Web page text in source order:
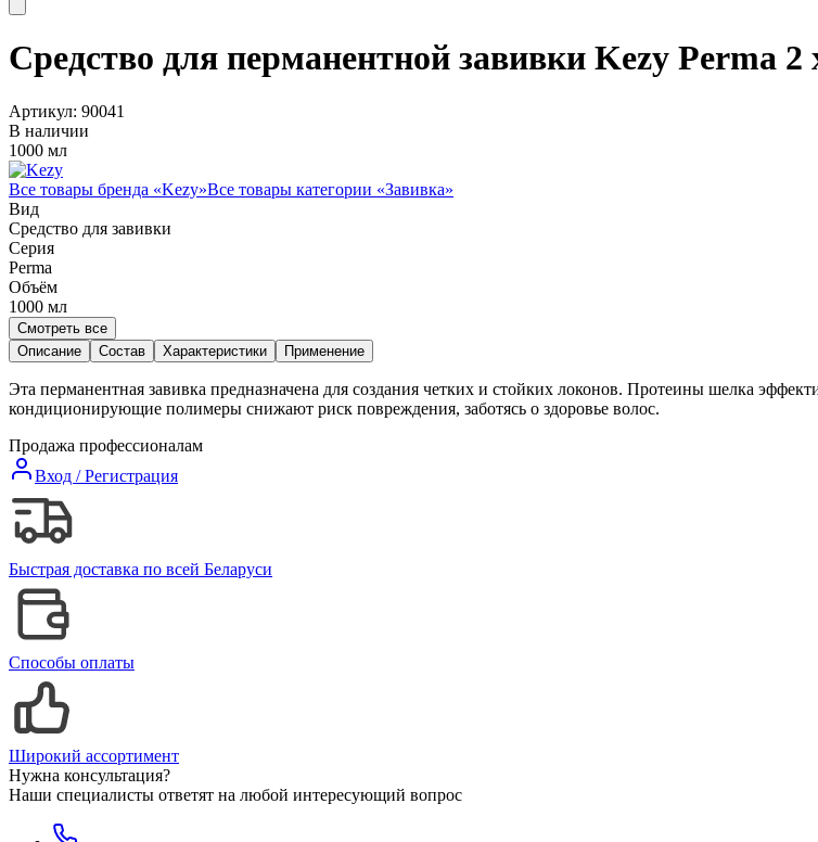
Средство для перманентной завивки Kezy Perma
Артикул: 90041
В наличии
1000 мл
Все товары бренда «Kezy»Все товары категории «Завивка»
Вид
Средство для завивки
Серия
Perma
Объём
1000 мл
Смотреть все
Описание
Состав Характеристики Применение
Эта перманентная завивка предназначена для создания четких и стойких локонов. Протеины шелка
кондиционирующие полимеры снижают риск повреждения, заботясь о здоровье волос.
Продажа профессионалам
Вход / Регистрация
Быстрая доставка по всей Беларуси
Способы оплаты
Широкий ассортимент
Нужна консультация?
Наши специалисты ответят на любой интересующий вопрос